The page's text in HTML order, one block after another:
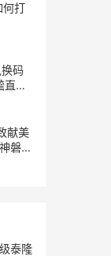
何打
码
直播
献美
磐岩
泰隆